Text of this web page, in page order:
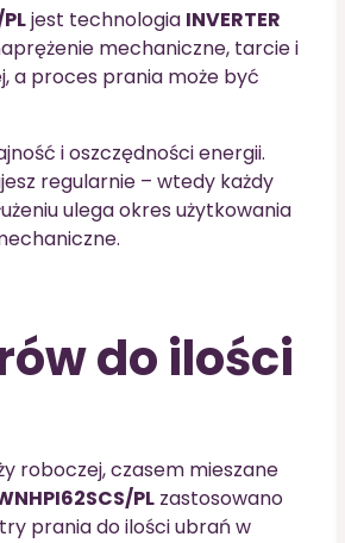
jest technologia INVERTER
mechaniczne, tarcie i
a proces prania może być
i oszczędności energii.
regularnie – wtedy każdy
ulega okres użytkowania
do ilości
roboczej, czasem mieszane
PL zastosowano
prania do ilości ubrań w